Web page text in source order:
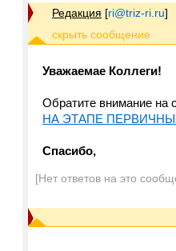
Редакция [ri@triz-ri.ru]
Уважаемае Коллеги!
Обратите внимание на
НА ЭТАПЕ
Спасибо,
[Нет ответов на это